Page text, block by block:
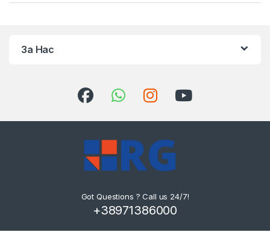
За Нас
Got Questions ? Call us 24/7!
+38971386000